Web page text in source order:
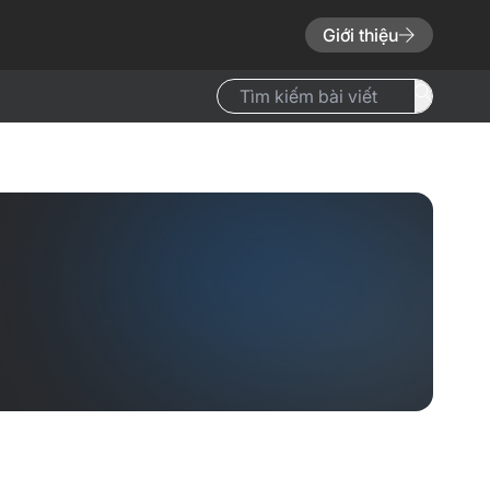
Giới thiệu
Search